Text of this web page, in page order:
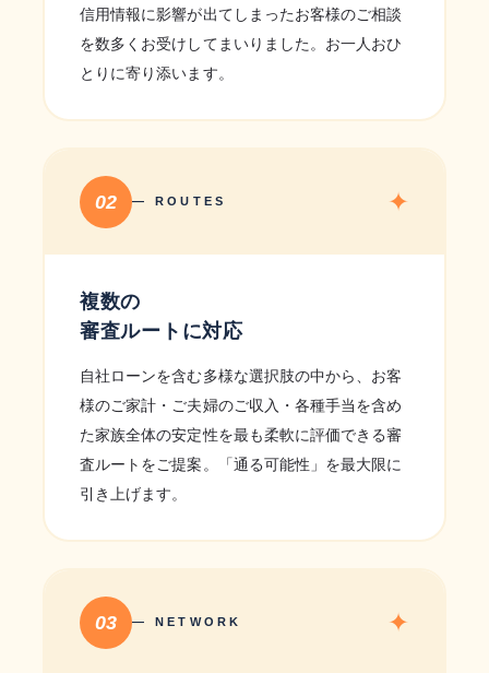
信用情報に影響が出てしまったお客様のご相談
を数多くお受けしてまいりました。お一人おひ
とりに寄り添います。
02 — ROUTES ✦
複数の
審査ルートに対応
自社ローンを含む多様な選択肢の中から、お客
様のご家計・ご夫婦のご収入・各種手当を含め
た家族全体の安定性を最も柔軟に評価できる審
査ルートをご提案。「通る可能性」を最大限に
引き上げます。
03 — NETWORK ✦